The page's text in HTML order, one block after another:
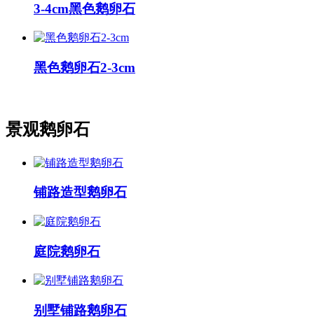
3-4cm黑色鹅卵石
黑色鹅卵石2-3cm
景观鹅卵石
铺路造型鹅卵石
庭院鹅卵石
别墅铺路鹅卵石